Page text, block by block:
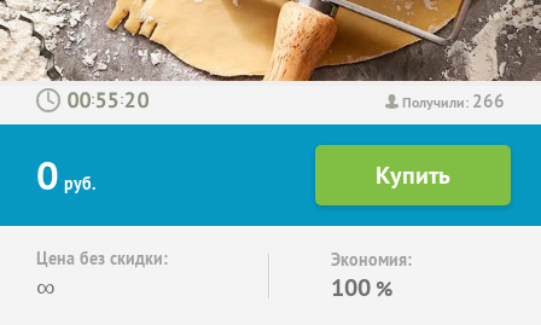
Получили: 266
: :
0 руб.
Цена без скидки:
∞
Экономия:
100 %